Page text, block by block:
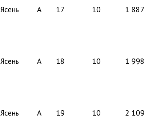
Ясень A 17 10 1 887
Ясень A 18 10 1 998
Ясень A 19 10 2 109